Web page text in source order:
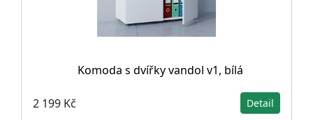
Komoda s dvířky vandol v1, bílá
2 199 Kč Detail